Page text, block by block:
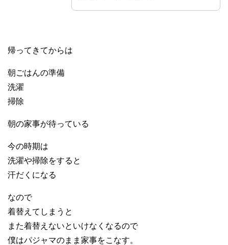
帰ってきてからは
朝ごはんの準備
洗濯
掃除
朝の家事が待っている
今の時期は
洗濯や掃除をすると
汗だくになる
なので
着替えてしまうと
また着替えないといけなくなるので
僕はパジャマのまま家事をこなす。